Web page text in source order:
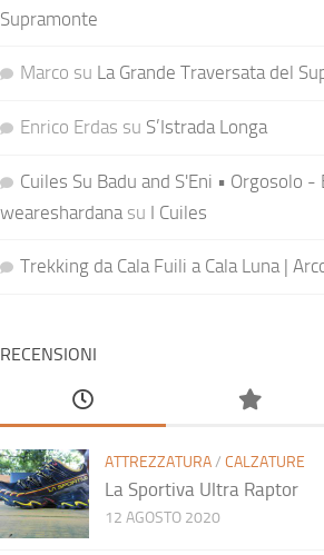
Supramonte
Marco su La Grande Traversata del
Enrico Erdas su S’Istrada Longa
Cuiles Su Badu and S'Eni • Orgosolo -
weareshardana su I Cuiles
Trekking da Cala Fuili a Cala Luna |
RECENSIONI
ATTREZZATURA/ CALZATURE
La Sportiva Ultra Raptor
12 AGOSTO 2020